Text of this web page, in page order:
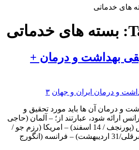
بسته های خدماتی
بهداشت و درمان +
و درمان ایران و جهان ۳
و درمان آن ها باید مورد تحقیق و
ارائه شود، عبارتند از؛ – آلمان (حاجی
تبار / 14 اسفند) – انگلیس (پورنجف / 14 اسفند) – امریکا (رزم جو /
21 اسفند) – اتریش (جعفرقلی/31 اردیبهشت) – فرانسه (انگورج